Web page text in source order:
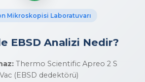
Mikroskopisi Laboratuvarı
EBSD Analizi Nedir?
Thermo Scientific Apreo 2 S
(EBSD dedektörü)